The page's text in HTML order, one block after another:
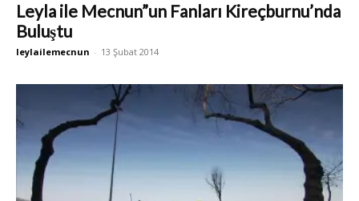
Leyla ile Mecnun”un Fanları Kireçburnu’nda
Buluştu
leylailemecnun - 13 Şubat 2014